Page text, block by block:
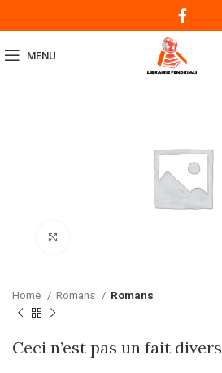
MENU
Home Romans Romans
Ceci n’est pas un fait divers